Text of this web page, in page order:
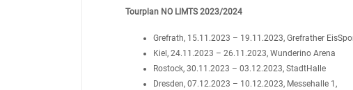
Tourplan NO LIMTS 2023/2024
Grefrath, 15.11.2023 – 19.11.2023, Grefrather
Kiel, 24.11.2023 – 26.11.2023, Wunderino Arena
Rostock, 30.11.2023 – 03.12.2023, StadtHalle
Dresden, 07.12.2023 – 10.12.2023, Messehalle 1,